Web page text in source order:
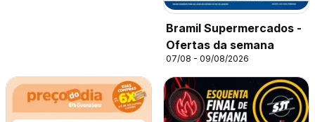
Bramil Supermercados -
Ofertas da semana
07/08 - 09/08/2026